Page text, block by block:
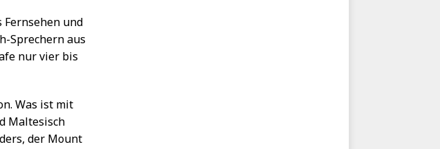
Fernsehen und
Sprechern aus
nur vier bis
Was ist mit
Maltesisch
der Mount